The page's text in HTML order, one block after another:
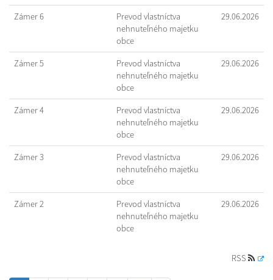
Zámer 6
Prevod vlastníctva
nehnuteľného majetku
obce
29.06.2026
Zámer 5
Prevod vlastníctva
nehnuteľného majetku
obce
29.06.2026
Zámer 4
Prevod vlastníctva
nehnuteľného majetku
obce
29.06.2026
Zámer 3
Prevod vlastníctva
nehnuteľného majetku
obce
29.06.2026
Zámer 2
Prevod vlastníctva
nehnuteľného majetku
obce
29.06.2026
RSS